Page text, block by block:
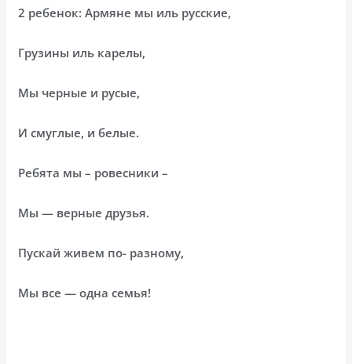
2 ребенок: Армяне мы иль русские,
Грузины иль карелы,
Мы черные и русые,
И смуглые, и белые.
Ребята мы – ровесники –
Мы — верные друзья.
Пускай живем по- разному,
Мы все — одна семья!